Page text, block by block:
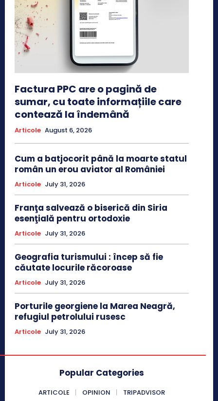
Factura PPC are o pagină de
sumar, cu toate informațiile care
contează la îndemână
Articole August 6, 2026
Cum a batjocorit până la moarte statul
român un erou aviator al României
Articole July 31, 2026
Franţa salvează o biserică din Siria
esenţială pentru ortodoxie
Articole July 31, 2026
Geografia turismului : încep să fie
căutate locurile răcoroase
Articole July 31, 2026
Porturile georgiene la Marea Neagră,
refugiul petrolului rusesc
Articole July 31, 2026
Popular Categories
ARTICOLE OPINION TRIPADVISOR